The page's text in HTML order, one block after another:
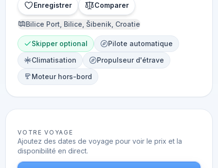
Enregistrer Comparer
Bilice Port, Bilice, Šibenik, Croatie
Skipper optional
Pilote automatique
Climatisation
Propulseur d'étrave
Moteur hors-bord
VOTRE VOYAGE
Ajoutez des dates de voyage pour voir le prix et la
disponibilité en direct.